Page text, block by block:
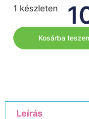
1 készleten
Kosárba
Leírás